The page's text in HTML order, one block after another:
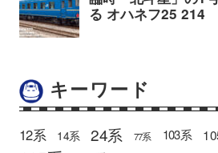
キーワード
12系 14系 24系 77系 103系